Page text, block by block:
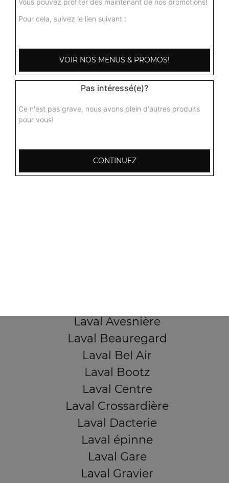
Laval Avesnière
Laval Beauregard
Laval Bel Air
Laval Bootz
Laval Centre
Laval Crossardière
Laval Dacterie
Laval épinne
Laval Gare
Laval Gravier
Pour cela, suivez le lien suivant :
VOIR NOS MENUS & PROMOS!
Pas intéressé(e)?
Ce n'est pas grave, nous avons plein d'autres produits
pour vous!
CONTINUEZ